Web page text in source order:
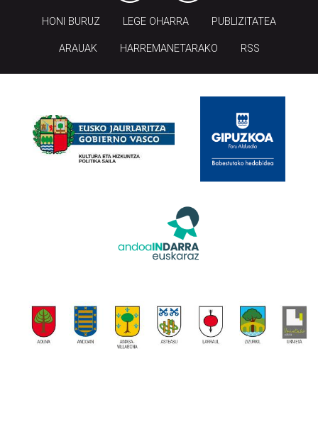
HONI BURUZ LEGE OHARRA PUBLIZITATEA
ARAUAK HARREMANETARAKO RSS